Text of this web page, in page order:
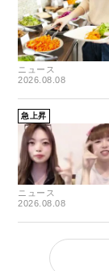
ニュース
2026.08.08
急上昇
ニュース
2026.08.08